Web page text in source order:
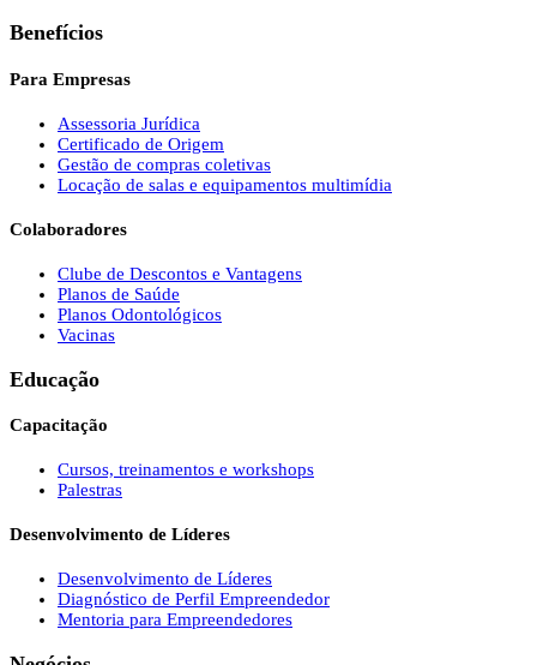
Benefícios
Para Empresas
Assessoria Jurídica
Certificado de Origem
Gestão de compras coletivas
Locação de salas e equipamentos multimídia
Colaboradores
Clube de Descontos e Vantagens
Planos de Saúde
Planos Odontológicos
Vacinas
Educação
Capacitação
Cursos, treinamentos e workshops
Palestras
Desenvolvimento de Líderes
Desenvolvimento de Líderes
Diagnóstico de Perfil Empreendedor
Mentoria para Empreendedores